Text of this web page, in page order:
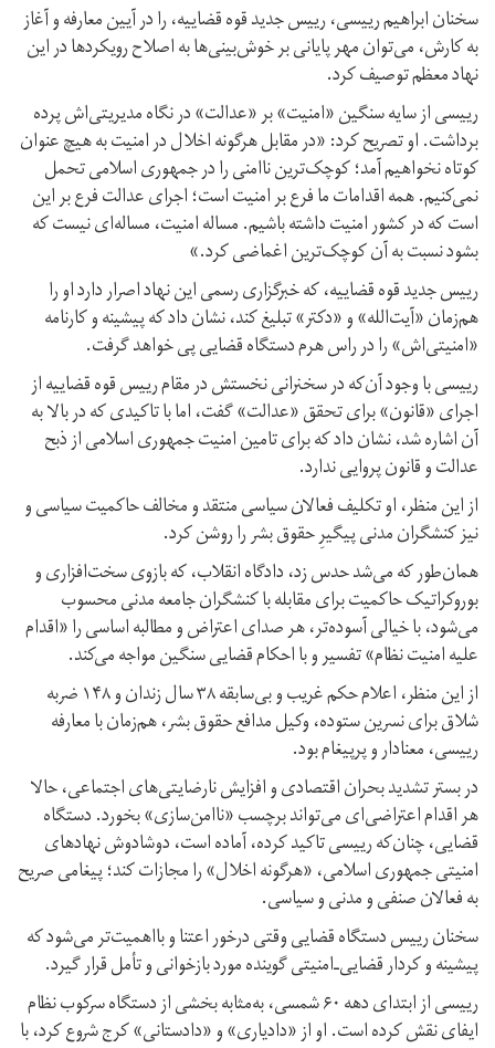
سخنان ابراهیم رییسی، رییس جدید قوه قضاییه، را در آیین معارفه و آغاز
به کارش، می‌توان مهر پایانی بر خوش‌بینی‌ها به اصلاح رویکردها در این
نهاد معظم توصیف کرد.
رییسی از سایه سنگین «امنیت» بر «عدالت» در نگاه مدیریتی‌اش پرده
برداشت. او تصریح کرد: «در مقابل هرگونه اخلال در امنیت به هیچ عنوان
کوتاه نخواهیم آمد؛ کوچک‌ترین ناامنی را در جمهوری اسلامی تحمل
نمی‌کنیم. همه اقدامات ما فرع بر امنیت است؛ اجرای عدالت فرع بر این
است که در کشور امنیت داشته باشیم. مساله امنیت، مساله‌ای نیست که
بشود نسبت به آن کوچک‌ترین اغماضی کرد.»
رییس جدید قوه قضاییه، که خبرگزاری رسمی این نهاد اصرار دارد او را
هم‌زمان «آیت‌الله» و «دکتر» تبلیغ کند، نشان داد که پیشینه و کارنامه
«امنیتی‌اش» را در راس هرم دستگاه قضایی پی خواهد گرفت.
رییسی با وجود آن‌که در سخنرانی نخستش در مقام رییس قوه قضاییه از
اجرای «قانون» برای تحقق «عدالت» گفت، اما با تاکیدی که در بالا به
آن اشاره شد، نشان داد که برای تامین امنیت جمهوری اسلامی از ذبح
عدالت و قانون پروایی ندارد.
از این منظر، او تکلیف فعالان سیاسی منتقد و مخالف حاکمیت سیاسی و
نیز کنشگران مدنی پیگیرِ حقوق بشر را روشن کرد.
همان‌طور که می‌شد حدس زد، دادگاه‌ انقلاب، که بازوی سخت‌افزاری و
بوروکراتیک حاکمیت برای مقابله با کنشگران جامعه مدنی محسوب
می‌شود، با خیالی آسوده‌تر، هر صدای اعتراض و مطالبه اساسی را «اقدام
علیه امنیت نظام» تفسیر و با احکام قضایی سنگین مواجه می‌کند.
از این منظر، اعلام حکم غریب و بی‌سابقه ۳۸ سال زندان و ۱۴۸ ضربه
شلاق برای نسرین ستوده، وکیل مدافع حقوق بشر، هم‌زمان با معارفه
رییسی، معنادار و پر‌پیغام بود.
در بستر تشدید بحران اقتصادی و افزایش نارضایتی‌های اجتماعی، حالا
هر اقدام اعتراضی‌ای می‌تواند برچسب «ناامن‌سازی» بخورد. دستگاه
قضایی، چنان‌که رییسی تاکید کرده، آماده‌ است، دوشادوش نهادهای
امنیتی جمهوری اسلامی، «هرگونه اخلال» را مجازات کند؛ پیغامی صریح
به فعالان صنفی و مدنی و سیاسی.
سخنان رییس دستگاه قضایی وقتی در‌خور اعتنا و بااهمیت‌تر می‌‌شود که
پیشینه و کردار قضایی‌‌ـ‌‌امنیتی گوینده مورد بازخوانی و تأمل قرار گیرد.
رییسی از ابتدای دهه ۶۰ شمسی، به‌مثابه بخشی از دستگاه سرکوب نظام
ایفای نقش کرده است. او از «دادیاری» و «دادستانی» کرج شروع کرد، با